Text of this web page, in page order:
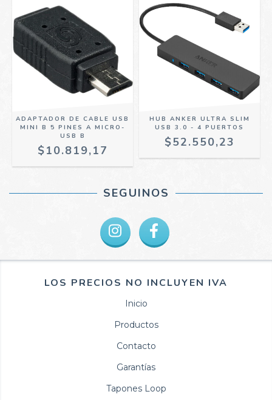
ADAPTADOR DE CABLE USB
MINI B 5 PINES A MICRO-
USB B
$10.819,17
HUB ANKER ULTRA SLIM
USB 3.0 - 4 PUERTOS
$52.550,23
SEGUINOS
LOS PRECIOS NO INCLUYEN IVA
Inicio
Productos
Contacto
Garantías
Tapones Loop